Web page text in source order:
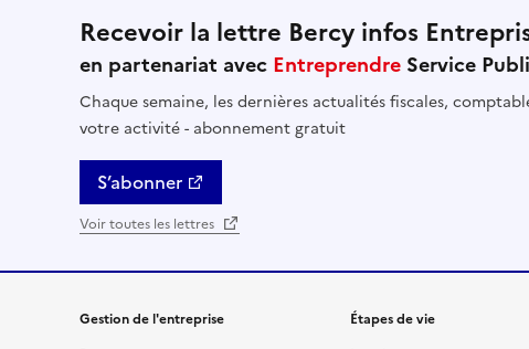
Recevoir la lettre Bercy infos
en partenariat avec Entreprendre Service
Chaque semaine, les dernières actualités fiscales,
votre activité - abonnement gratuit
S’abonner
Voir toutes les lettres
Gestion de l'entreprise
Étapes de vie